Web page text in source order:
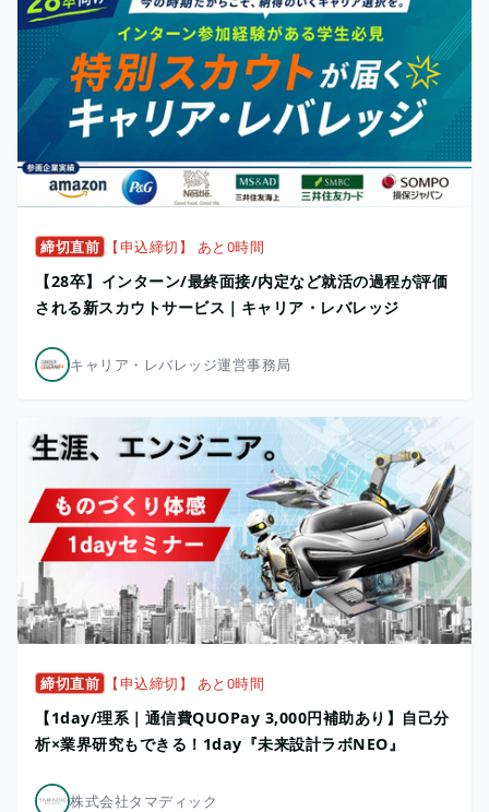
締切直前 【申込締切】 あと0時間
【28卒】インターン/最終面接/内定など就活の過程が評価
される新スカウトサービス｜キャリア・レバレッジ
キャリア・レバレッジ運営事務局
締切直前 【申込締切】 あと0時間
【1day/理系｜通信費QUOPay 3,000円補助あり】自己分
析×業界研究もできる！1day『未来設計ラボNEO』
株式会社タマディック